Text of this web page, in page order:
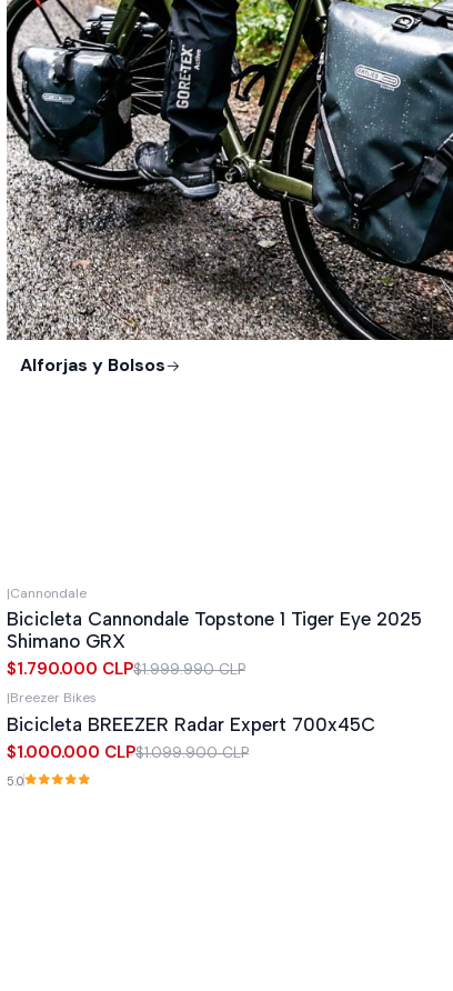
Alforjas y Bolsos
-10%OFF
|Cannondale
Bicicleta Cannondale Topstone 1 Tiger Eye 2025
Shimano GRX
$1.790.000 CLP$1.999.990 CLP
|Breezer Bikes
Bicicleta BREEZER Radar Expert 700x45C
$1.000.000 CLP$1.099.900 CLP
5.0